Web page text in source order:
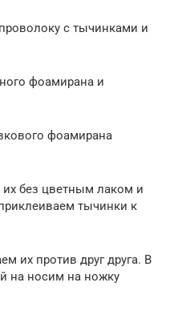
с тычинками и
фоамирана и
фоамирана
без цветным лаком и
тычинки к
их против друг друга. В
на носим на ножку